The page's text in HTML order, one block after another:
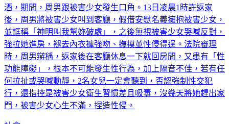
酒，期間，周男跟被害少女發生口角。13日凌晨1時許返家
後，周男將被害少女叫到客廳，假借安慰名義擁抱被害少女，
並誆稱「神明叫我幫妳破處」，之後無視被害少女哭喊反對，
強拉她進房，褪去內衣褲強吻、撫摸並性侵得逞。法院審理
時，周男辯稱，返家後在客廳休息一下就回房間，又患有「性
功能障礙」，根本不可能發生性行為，加上隔音不佳，若有任
何拉扯或哭喊動靜，2名女兒一定會聽到，否認強制性交犯
行，還指控是被害少女衛生習慣差且吸毒，沒幾天將她趕出家
門，被害少女心生不滿，捏造性侵。